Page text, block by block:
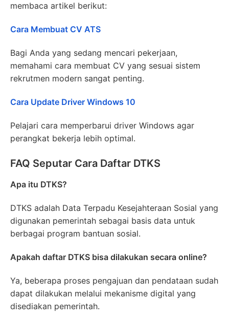
membaca artikel berikut:
Cara Membuat CV ATS
Bagi Anda yang sedang mencari pekerjaan,
memahami cara membuat CV yang sesuai sistem
rekrutmen modern sangat penting.
Cara Update Driver Windows 10
Pelajari cara memperbarui driver Windows agar
perangkat bekerja lebih optimal.
FAQ Seputar Cara Daftar DTKS
Apa itu DTKS?
DTKS adalah Data Terpadu Kesejahteraan Sosial yang
digunakan pemerintah sebagai basis data untuk
berbagai program bantuan sosial.
Apakah daftar DTKS bisa dilakukan secara online?
Ya, beberapa proses pengajuan dan pendataan sudah
dapat dilakukan melalui mekanisme digital yang
disediakan pemerintah.